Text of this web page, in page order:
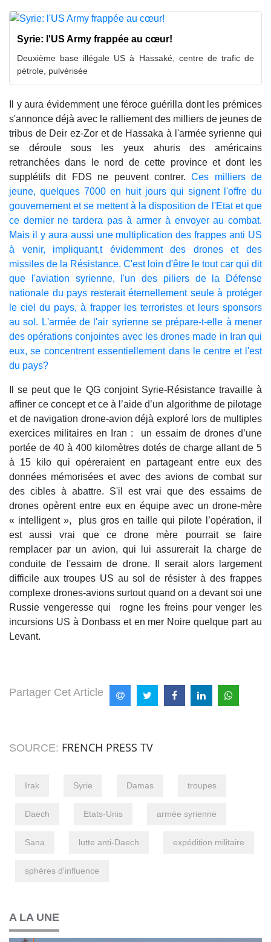
Syrie: l'US Army frappée au cœur!
Deuxième base illégale US à Hassaké, centre de trafic de
pétrole, pulvérisée
Il y aura évidemment une féroce guérilla dont les prémices
s'annonce déjà avec le ralliement des milliers de jeunes de
tribus de Deir ez-Zor et de Hassaka à l'armée syrienne qui
se déroule sous les yeux ahuris des américains
retranchées dans le nord de cette province et dont les
supplétifs dit FDS ne peuvent contrer.Ces milliers de
jeune, quelques 7000 en huit jours qui signent l'offre du
gouvernement et se mettent à la disposition de l'Etat et que
ce dernier ne tardera pas à armer à envoyer au combat.
Mais il y aura aussi une multiplication des frappes anti US
à venir, impliquant,t évidemment des drones et des
missiles de la Résistance. C'est loin d'être le tout car qui dit
que l'aviation syrienne, l'un des piliers de la Défense
nationale du pays resterait éternellement seule à protéger
le ciel du pays, à frapper les terroristes et leurs sponsors
au sol. L'armée de l'air syrienne se prépare-t-elle à mener
des opérations conjointes avec les drones made in Iran qui
eux, se concentrent essentiellement dans le centre et l'est
du pays?
Il se peut que le QG conjoint Syrie-Résistance travaille à
affiner ce concept et ce à l’aide d’un algorithme de pilotage
et de navigation drone-avion déjà exploré lors de multiples
exercices militaires en Iran : un essaim de drones d’une
portée de 40 à 400 kilomètres dotés de charge allant de 5
à 15 kilo qui opéreraient en partageant entre eux des
données mémorisées et avec des avions de combat sur
des cibles à abattre. S'il est vrai que des essaims de
drones opèrent entre eux en équipe avec un drone-mère
« intelligent », plus gros en taille qui pilote l’opération, il
est aussi vrai que ce drone mère pourrait se faire
remplacer par un avion, qui lui assurerait la charge de
conduite de l'essaim de drone. Il serait alors largement
difficile aux troupes US au sol de résister à des frappes
complexe drones-avions surtout quand on a devant soi une
Russie vengeresse qui rogne les freins pour venger les
incursions US à Donbass et en mer Noire quelque part au
Levant.
Partager Cet Article
SOURCE: FRENCH PRESS TV
Irak Syrie Damas troupes
Daech Etats-Unis armée syrienne
Sana lutte anti-Daech expédition militaire
sphères d'influence
A LA UNE